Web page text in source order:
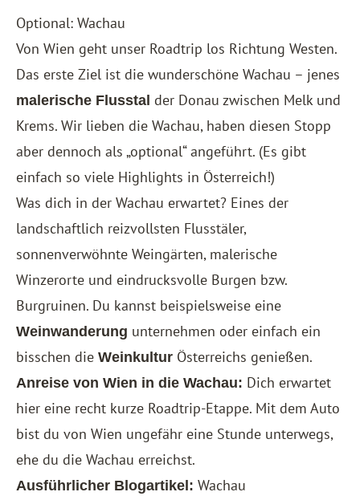
Optional: Wachau
Von Wien geht unser Roadtrip los Richtung Westen.
Das erste Ziel ist die wunderschöne Wachau – jenes
malerische Flusstal der Donau zwischen Melk und
Krems. Wir lieben die Wachau, haben diesen Stopp
aber dennoch als „optional“ angeführt. (Es gibt
einfach so viele Highlights in Österreich!)
Was dich in der Wachau erwartet? Eines der
landschaftlich reizvollsten Flusstäler,
sonnenverwöhnte Weingärten, malerische
Winzerorte und eindrucksvolle Burgen bzw.
Burgruinen. Du kannst beispielsweise eine
Weinwanderung unternehmen oder einfach ein
bisschen die Weinkultur Österreichs genießen.
Anreise von Wien in die Wachau: Dich erwartet
hier eine recht kurze Roadtrip-Etappe. Mit dem Auto
bist du von Wien ungefähr eine Stunde unterwegs,
ehe du die Wachau erreichst.
Ausführlicher Blogartikel: Wachau